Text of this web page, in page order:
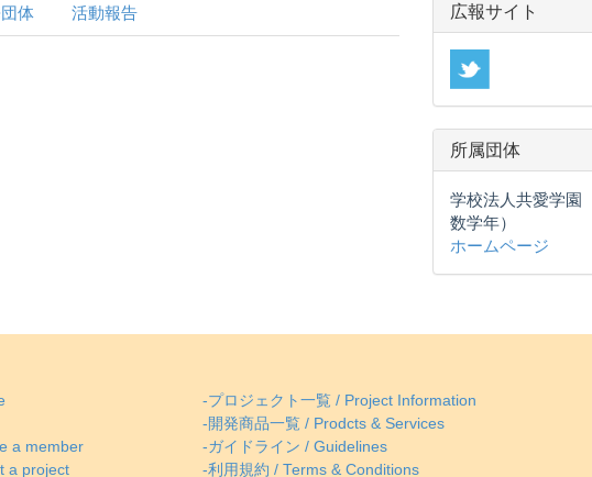
体 活動報告 広報サイト
所属団体
学校法人共愛学
数学年）
ホームページ
-プロジェクト一覧 / Project Information
-開発商品一覧 / Prodcts & Services
a member
-ガイドライン / Guidelines
a project
-利用規約 / Terms & Conditions